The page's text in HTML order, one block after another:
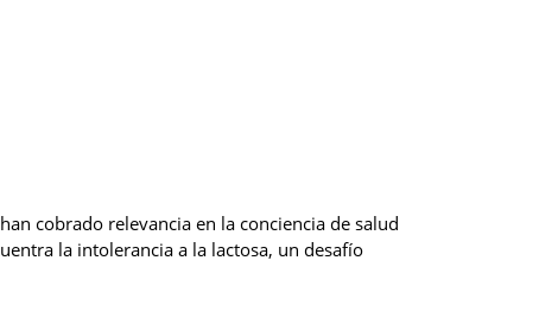
cobrado relevancia en la conciencia de salud
la intolerancia a la lactosa, un desafío